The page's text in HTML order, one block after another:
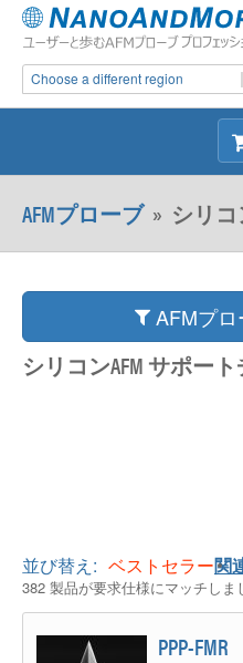
Choose a different region
AFMプローブ» シリコ
AFMプ
シリコンAFM サポー
並び替え: ベストセラー関
382 製品が要求仕様にマッチしま
PPP-FMR